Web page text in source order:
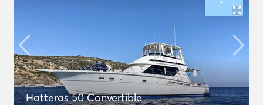
Hatteras 50 Convertible